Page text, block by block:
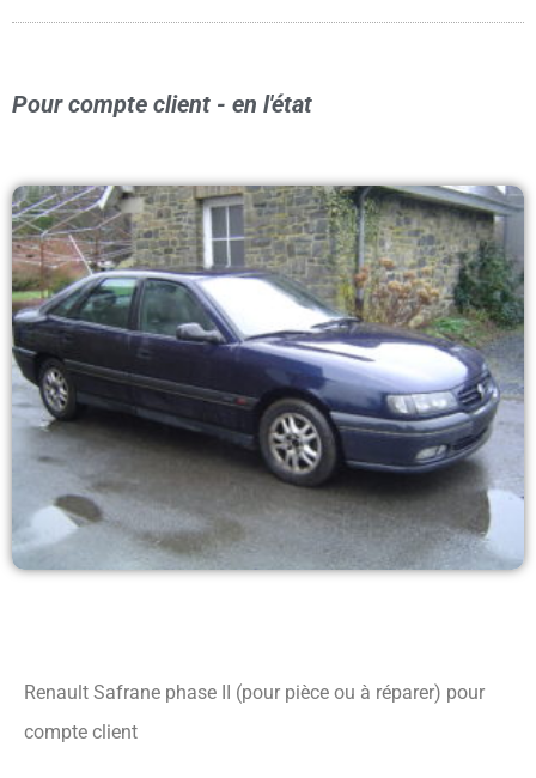
Pour compte client - en l'état
Renault Safrane phase II (pour pièce ou à réparer) pour
compte client